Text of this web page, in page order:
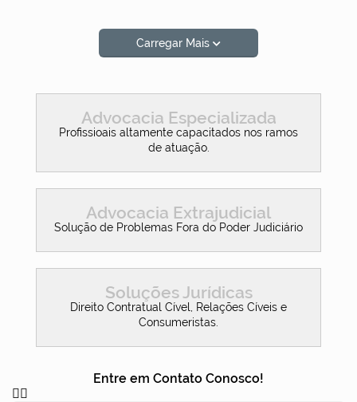
Carregar Mais
Advocacia Especializada
Profissioais altamente capacitados nos ramos
de atuação.
Advocacia Extrajudicial
Solução de Problemas Fora do Poder Judiciário
Soluções Jurídicas
Direito Contratual Cível, Relações Cíveis e
Consumeristas.
Entre em Contato Conosco!
👇🏼